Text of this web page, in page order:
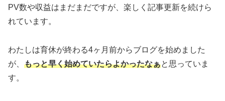
PV数や収益はまだまだですが、楽しく記事更新を続けら
れています。
わたしは育休が終わる4ヶ月前からブログを始めました
が、 もっと早く始めていたらよかったなぁと思っていま
す。